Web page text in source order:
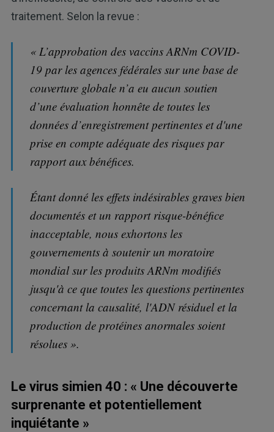
traitement. Selon la revue :
« L’approbation des vaccins ARNm COVID-
19 par les agences fédérales sur une base de
couverture globale n’a eu aucun soutien
d’une évaluation honnête de toutes les
données d’enregistrement pertinentes et d'une
prise en compte adéquate des risques par
rapport aux bénéfices.
Étant donné les effets indésirables graves bien
documentés et un rapport risque-bénéfice
inacceptable, nous exhortons les
gouvernements à soutenir un moratoire
mondial sur les produits ARNm modifiés
jusqu'à ce que toutes les questions pertinentes
concernant la causalité, l'ADN résiduel et la
production de protéines anormales soient
résolues ».
Le virus simien 40 : « Une découverte
surprenante et potentiellement
inquiétante »